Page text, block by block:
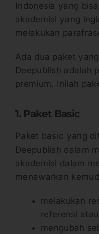
Indonesia yang
akademisi yang
melakukan
Ada dua paket
Deepublish adalah
premium. Inilah
1. Paket Basic
Paket basic yang
Deepublish dalam
akademisi dalam
menawarkan
melakukan
referensi
mengubah